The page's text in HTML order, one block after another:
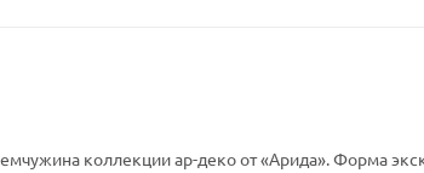
коллекции ар-деко от «Арида». Форма